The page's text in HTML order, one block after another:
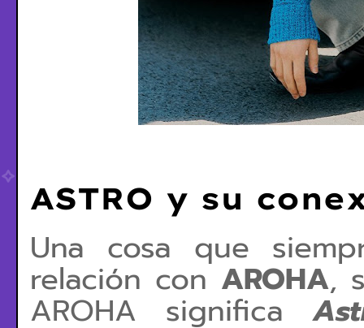
ASTRO y su
Una cosa que
relación con AROHA,
AROHA significa